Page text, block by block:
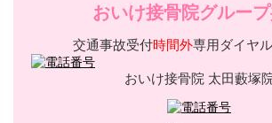
おいけ接骨院グルー
交通事故受付時間外専用ダイヤ
おいけ接骨院 太田藪塚